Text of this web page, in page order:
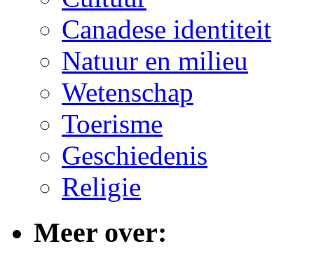
Canadese identiteit
Natuur en milieu
Wetenschap
Toerisme
Geschiedenis
Religie
Meer over: